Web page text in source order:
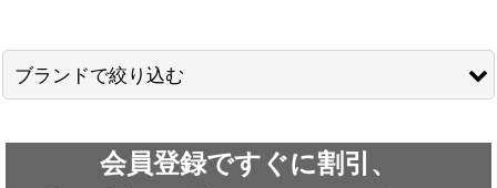
並び順
ブランドで絞り込む
会員登録ですぐに割引、